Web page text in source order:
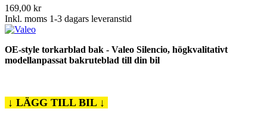
169,00 kr
Inkl. moms 1-3 dagars leveranstid
OE-style torkarblad bak - Valeo Silencio, högkvalitativt
modellanpassat bakruteblad till din bil
↓ LÄGG TILL BIL ↓